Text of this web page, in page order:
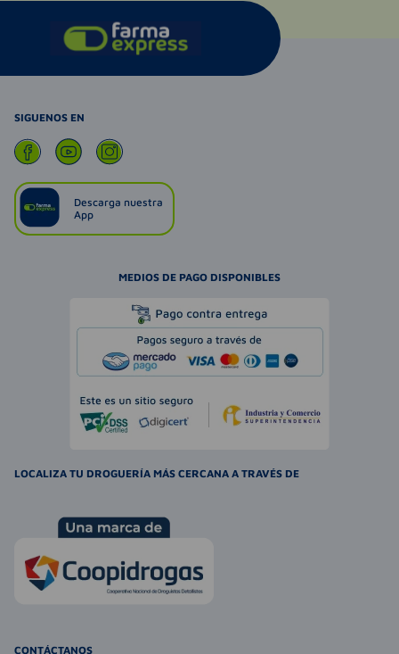
SIGUENOS EN
Descarga nuestra
App
MEDIOS DE PAGO DISPONIBLES
LOCALIZA TU DROGUERÍA MÁS CERCANA A TRAVÉS DE
CONTÁCTANOS